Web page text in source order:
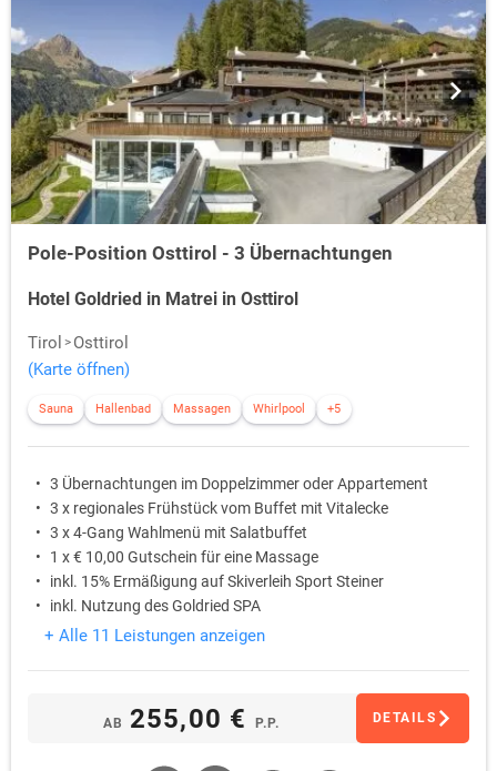
Pole-Position Osttirol - 3 Übernachtungen
Hotel Goldried in Matrei in Osttirol
Tirol
Osttirol
(Karte öffnen)
Sauna Hallenbad Massagen Whirlpool +5
3 Übernachtungen im Doppelzimmer oder Appartement
3 x regionales Frühstück vom Buffet mit Vitalecke
3 x 4-Gang Wahlmenü mit Salatbuffet
1 x € 10,00 Gutschein für eine Massage
inkl. 15% Ermäßigung auf Skiverleih Sport Steiner
inkl. Nutzung des Goldried SPA
+ Alle 11 Leistungen anzeigen
AB 255,00 € P.P. DETAILS